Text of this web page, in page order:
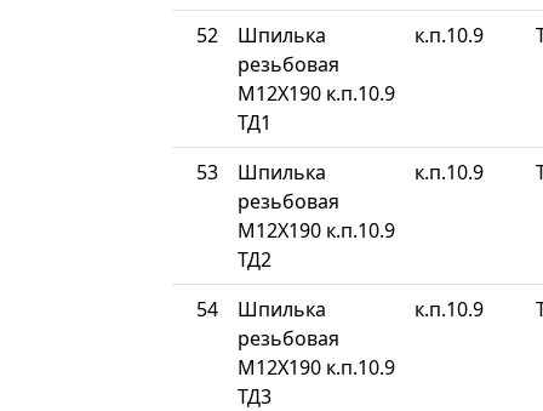
52
Шпилька
резьбовая
М12Х190 к.п.10.9
ТД1
к.п.10.9
53
Шпилька
резьбовая
М12Х190 к.п.10.9
ТД2
к.п.10.9
54
Шпилька
резьбовая
М12Х190 к.п.10.9
ТД3
к.п.10.9